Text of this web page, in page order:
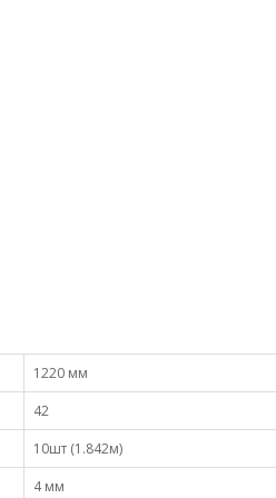
1220 мм
42
10шт (1.842м)
4 мм